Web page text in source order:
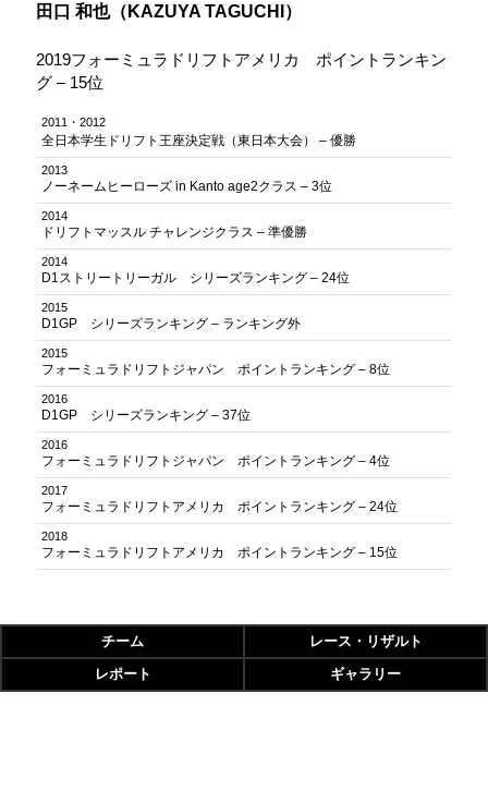
田口 和也（KAZUYA TAGUCHI）
2019フォーミュラドリフトアメリカ ポイントランキン
グ – 15位
2011・2012
全日本学生ドリフト王座決定戦（東日本大会） – 優勝
2013
ノーネームヒーローズ in Kanto age2クラス – 3位
2014
ドリフトマッスル チャレンジクラス – 準優勝
2014
D1ストリートリーガル シリーズランキング – 24位
2015
D1GP シリーズランキング – ランキング外
2015
フォーミュラドリフトジャパン ポイントランキング – 8位
2016
D1GP シリーズランキング – 37位
2016
フォーミュラドリフトジャパン ポイントランキング – 4位
2017
フォーミュラドリフトアメリカ ポイントランキング – 24位
2018
フォーミュラドリフトアメリカ ポイントランキング – 15位
チーム
レース・リザルト
レポート
ギャラリー